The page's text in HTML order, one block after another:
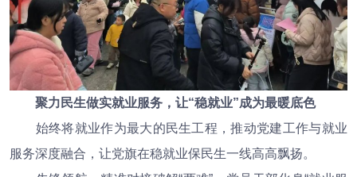
聚力民生做实就业服务，让“稳就业”成为最暖底色
始终将就业作为最大的民生工程，推动党建工作与就业
服务深度融合，让党旗在稳就业保民生一线高高飘扬。